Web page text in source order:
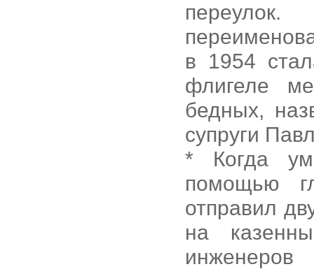
в 1954
флигеле
бедных,
супруги
* Когда
помощью
отправил
на